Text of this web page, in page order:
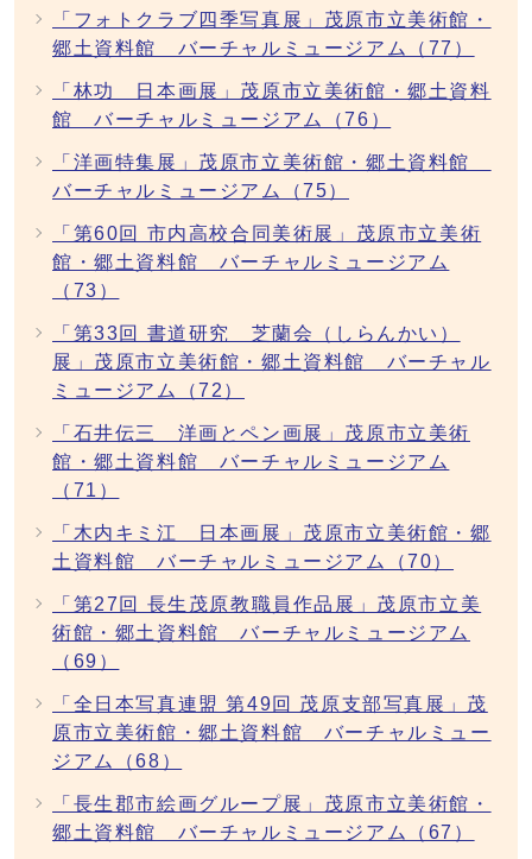
「フォトクラブ四季写真展」茂原市立美術館・
郷土資料館 バーチャルミュージアム（77）
「林功 日本画展」茂原市立美術館・郷土資料
館 バーチャルミュージアム（76）
「洋画特集展」茂原市立美術館・郷土資料館
バーチャルミュージアム（75）
「第60回 市内高校合同美術展」茂原市立美術
館・郷土資料館 バーチャルミュージアム
（73）
「第33回 書道研究 芝蘭会（しらんかい）
展」茂原市立美術館・郷土資料館 バーチャル
ミュージアム（72）
「石井伝三 洋画とペン画展」茂原市立美術
館・郷土資料館 バーチャルミュージアム
（71）
「木内キミ江 日本画展」茂原市立美術館・郷
土資料館 バーチャルミュージアム（70）
「第27回 長生茂原教職員作品展」茂原市立美
術館・郷土資料館 バーチャルミュージアム
（69）
「全日本写真連盟 第49回 茂原支部写真展」茂
原市立美術館・郷土資料館 バーチャルミュー
ジアム（68）
「長生郡市絵画グループ展」茂原市立美術館・
郷土資料館 バーチャルミュージアム（67）